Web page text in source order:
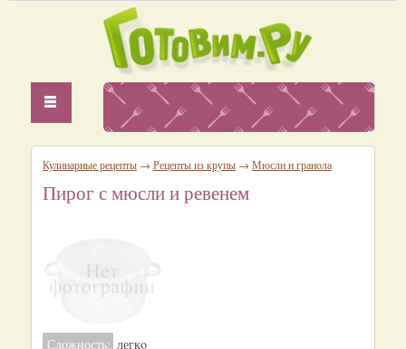
Кулинарные рецепты → Рецепты из крупы → Мюсли и гранола
Пирог с мюсли и ревенем
Сложность: легкo